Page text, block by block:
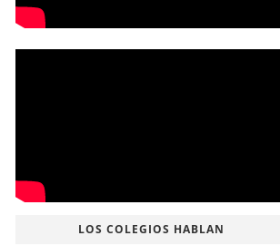
LOS COLEGIOS HABLAN